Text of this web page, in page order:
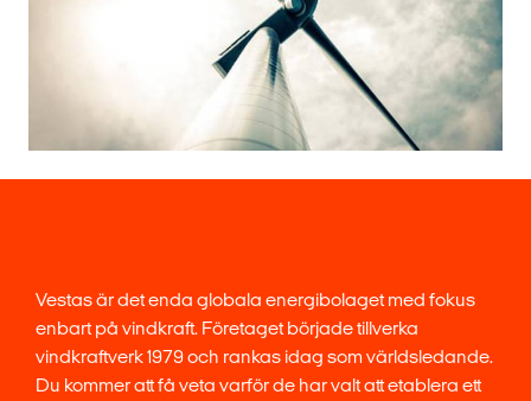
Vestas är det enda globala energibolaget med fokus
enbart på vindkraft. Företaget började tillverka
vindkraftverk 1979 och rankas idag som världsledande.
Du kommer att få veta varför de har valt att etablera ett